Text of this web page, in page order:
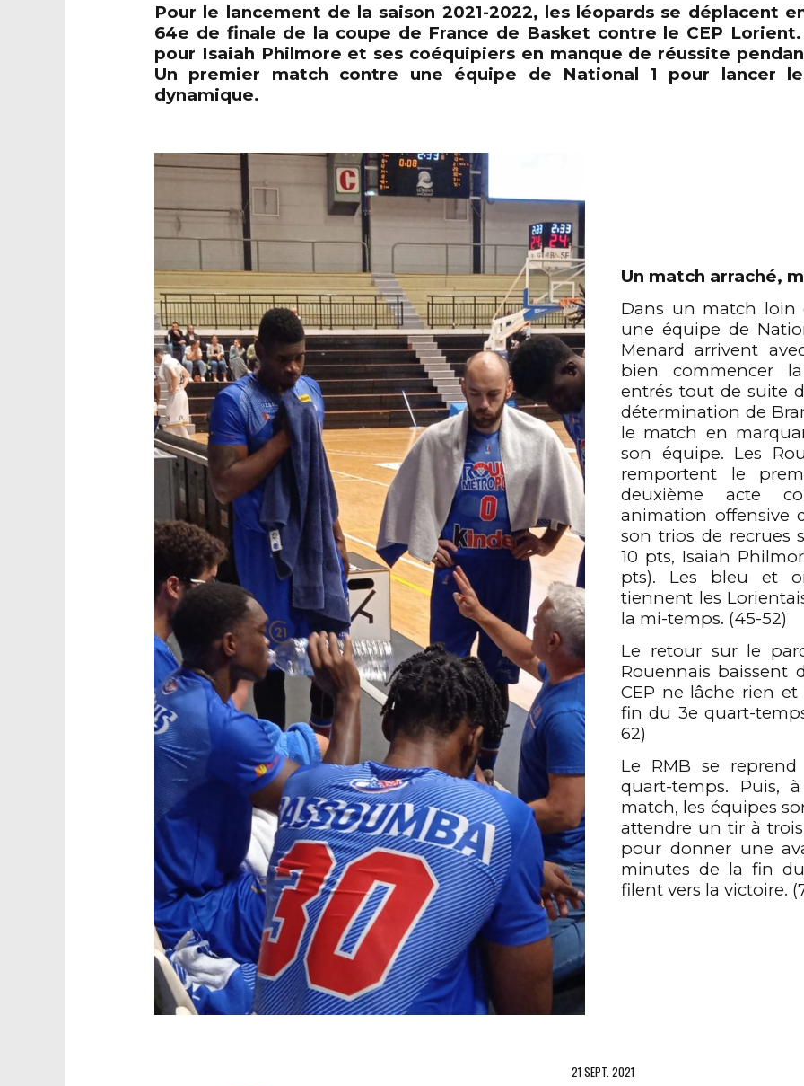
Pour le lancement de la saison 2021-2022, les léopards se déplacent
64e de finale de la coupe de France de Basket contre le CEP
pour Isaiah Philmore et ses coéquipiers en manque de réussite
Un premier match contre une équipe de National 1 pour lancer
dynamique.
Un match arraché,
Dans un match loin
une équipe de
Menard arrivent
bien commencer
entrés tout de suite
détermination de
le match en
son équipe. Les
remportent le
deuxième acte
animation offensive
son trios de recrues
10 pts, Isaiah
pts). Les bleu et
tiennent les
la mi-temps. (45-52)
Le retour sur le
Rouennais baissent
CEP ne lâche rien
fin du 3e quart-
62)
Le RMB se
quart-temps. Puis,
match, les équipes
attendre un tir à
pour donner une
minutes de la fin
filent vers la victoire.
21 SEPT. 2021
0
1
2
3
4
5
0
1
2
3
4
5
0
1
2
3
4
0
1
2